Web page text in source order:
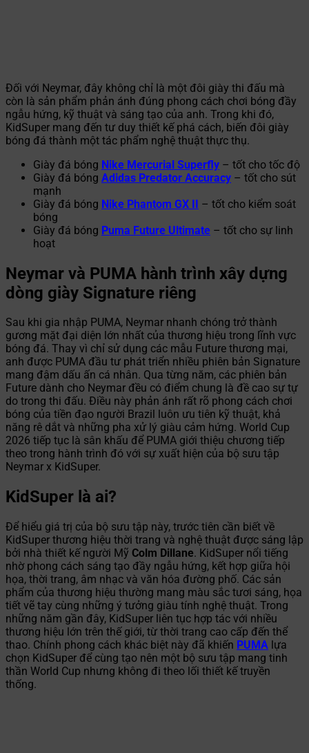
Đối với Neymar, đây không chỉ là một đôi giày thi đấu mà
còn là sản phẩm phản ánh đúng phong cách chơi bóng đầy
ngẫu hứng, kỹ thuật và sáng tạo của anh. Trong khi đó,
KidSuper mang đến tư duy thiết kế phá cách, biến đôi giày
bóng đá thành một tác phẩm nghệ thuật thực thụ.
Giày đá bóng Nike Mercurial Superfly – tốt cho tốc độ
Giày đá bóng Adidas Predator Accuracy – tốt cho sút
mạnh
Giày đá bóng Nike Phantom GX II – tốt cho kiểm soát
bóng
Giày đá bóng Puma Future Ultimate – tốt cho sự linh
hoạt
Neymar và PUMA hành trình xây dựng
dòng giày Signature riêng
Sau khi gia nhập PUMA, Neymar nhanh chóng trở thành
gương mặt đại diện lớn nhất của thương hiệu trong lĩnh vực
bóng đá. Thay vì chỉ sử dụng các mẫu Future thương mại,
anh được PUMA đầu tư phát triển nhiều phiên bản Signature
mang đậm dấu ấn cá nhân. Qua từng năm, các phiên bản
Future dành cho Neymar đều có điểm chung là đề cao sự tự
do trong thi đấu. Điều này phản ánh rất rõ phong cách chơi
bóng của tiền đạo người Brazil luôn ưu tiên kỹ thuật, khả
năng rê dắt và những pha xử lý giàu cảm hứng. World Cup
2026 tiếp tục là sân khấu để PUMA giới thiệu chương tiếp
theo trong hành trình đó với sự xuất hiện của bộ sưu tập
Neymar x KidSuper.
KidSuper là ai?
Để hiểu giá trị của bộ sưu tập này, trước tiên cần biết về
KidSuper thương hiệu thời trang và nghệ thuật được sáng lập
bởi nhà thiết kế người Mỹ Colm Dillane. KidSuper nổi tiếng
nhờ phong cách sáng tạo đầy ngẫu hứng, kết hợp giữa hội
họa, thời trang, âm nhạc và văn hóa đường phố. Các sản
phẩm của thương hiệu thường mang màu sắc tươi sáng, họa
tiết vẽ tay cùng những ý tưởng giàu tính nghệ thuật. Trong
những năm gần đây, KidSuper liên tục hợp tác với nhiều
thương hiệu lớn trên thế giới, từ thời trang cao cấp đến thể
thao. Chính phong cách khác biệt này đã khiến PUMA lựa
chọn KidSuper để cùng tạo nên một bộ sưu tập mang tinh
thần World Cup nhưng không đi theo lối thiết kế truyền
thống.